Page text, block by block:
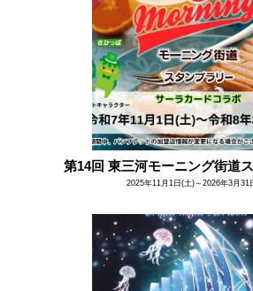
第14回 東三河モーニング街道
2025年11月1日(土)～2026年3月31